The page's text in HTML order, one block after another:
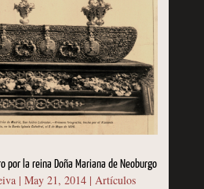
por la reina Doña Mariana de Neoburgo
| May 21, 2014| Artículos